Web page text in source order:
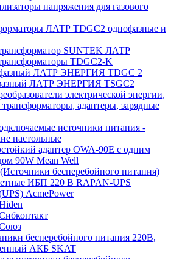
напряжения для газового
ЛАТР TDGC2 однофазные и
SUNTEK ЛАТР
TDGC2-K
ЛАТР ЭНЕРГИЯ TDGC 2
ЛАТР ЭНЕРГИЯ TSGC2
электрической энергии,
адаптеры, зарядные
источники питания -
настольные
адаптер OWA-90E с одним
90W Mean Well
бесперебойного питания)
ИБП 220 В RAPAN-UPS
AcmePower
бесперебойного питания 220В,
АКБ SKAT